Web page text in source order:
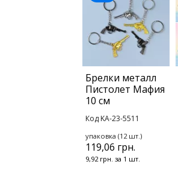
Брелки металл
Пистолет Мафия
10 см
Код KA-23-5511
упаковка (12 шт.)
119,06 грн.
9,92 грн. за 1 шт.